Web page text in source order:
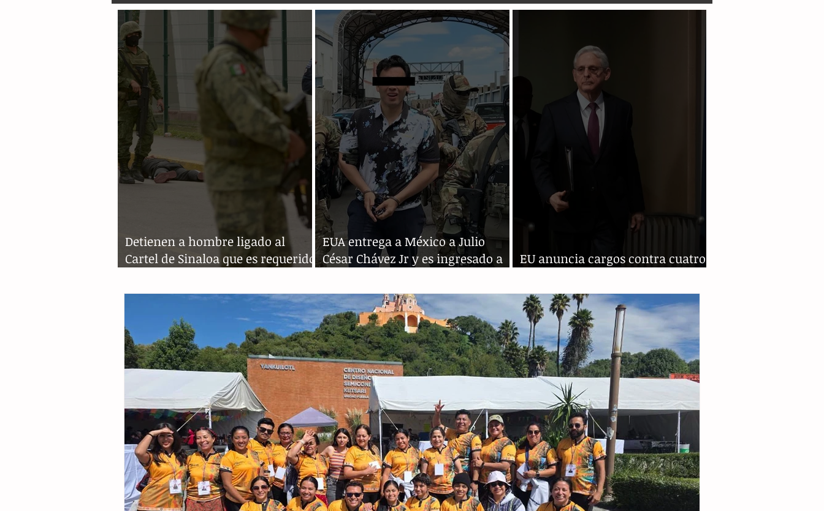
El Sie7e Temas Centrales Estilo de vida Israel Tragedia
Grupo Financiero Continental
Detienen a hombre ligado al
Cartel de Sinaloa que es requerido
EUA entrega a México a Julio
César Chávez Jr y es ingresado a
EU anuncia cargos contra cuatro